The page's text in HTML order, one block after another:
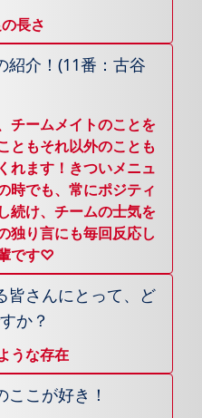
長さ
紹介！(11番：古谷
チームメイトのことを
ともそれ以外のことも
れます！きついメニュ
時でも、常にポジティ
続け、チームの士気を
独り言にも毎回反応し
です♡
皆さんにとって、ど
か？
うな存在
ここが好き！